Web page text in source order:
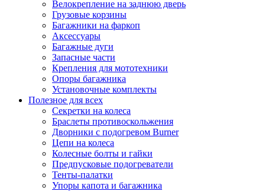
Велокрепление на заднюю дверь
Грузовые корзины
Багажники на фаркоп
Аксессуары
Багажные дуги
Запасные части
Крепления для мототехники
Опоры багажника
Установочные комплекты
Полезное для всех
Секретки на колеса
Браслеты противоскольжения
Дворники с подогревом Burner
Цепи на колеса
Колесные болты и гайки
Предпусковые подогреватели
Тенты-палатки
Упоры капота и багажника